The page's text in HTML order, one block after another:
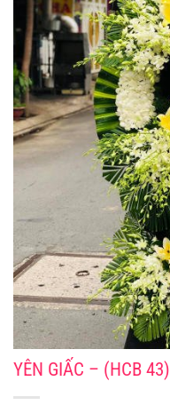
YÊN GIẤC – (HCB 43)